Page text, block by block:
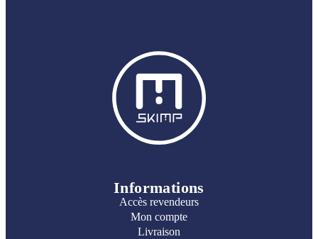
Informations
Accès revendeurs
Mon compte
Livraison